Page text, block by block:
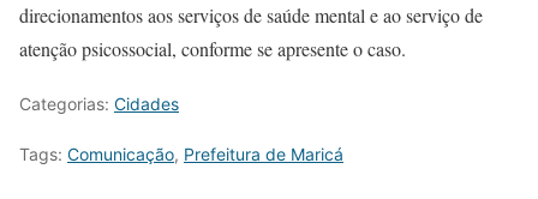
direcionamentos aos serviços de saúde mental e ao serviço de
atenção psicossocial, conforme se apresente o caso.
Categorias: Cidades
Tags: Comunicação, Prefeitura de Maricá